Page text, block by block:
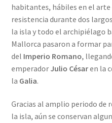
habitantes, hábiles en el arte
resistencia durante dos
la isla y todo el archipiélago
Mallorca pasaron a formar
del Imperio Romano,
emperador Julio Césaren la
la Galia.
Gracias al amplio periodo de
la isla, aún se conservan